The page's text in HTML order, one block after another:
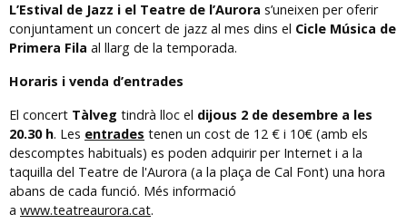
L’Estival de Jazz i el Teatre de l’Aurora s’uneixen per oferir
conjuntament un concert de jazz al mes dins el Cicle Música de
Primera Fila al llarg de la temporada.
Horaris i venda d’entrades
El concert Tàlveg tindrà lloc el dijous 2 de desembre a les
20.30 h. Les entrades tenen un cost de 12 € i 10€ (amb els
descomptes habituals) es poden adquirir per Internet i a la
taquilla del Teatre de l'Aurora (a la plaça de Cal Font) una hora
abans de cada funció. Més informació
a www.teatreaurora.cat.